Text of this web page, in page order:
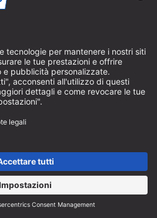
sautershop e scoprite la